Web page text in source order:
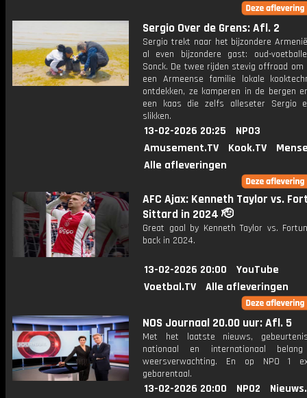
Sergio Over de Grens: Afl. 2
Sergio trekt naar het bijzondere
al even bijzondere gast: oud-
Sonck. De twee rijden stevig offroad om
een Armeense familie lokale
ontdekken, ze kamperen in de bergen
een kaas die zelfs alleseter Sergio
slikken.
13-02-2026 20:25
NPO3
Amusement.TV
Kook.TV
Alle afleveringen
AFC Ajax: Kenneth Taylor vs.
Sittard in 2024 🫡
Great goal by Kenneth Taylor vs.
back in 2024.
13-02-2026 20:00
YouTube
Voetbal.TV
Alle afleveringen
NOS Journaal 20.00 uur: Afl. 5
Met het laatste nieuws,
nationaal en internationaal
weersverwachting. En op NPO 1
gebarentaal.
13-02-2026 20:00 NPO2